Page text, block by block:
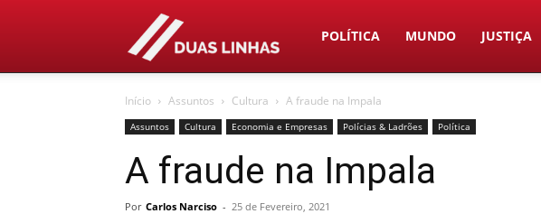
Duas
Linhas
POLÍTICA MUNDO JUSTIÇA
Início Assuntos Cultura A fraude na Impala
Assuntos Cultura Economia e Empresas Polícias & Ladrões Política
A fraude na Impala
Por Carlos Narciso - 25 de Fevereiro, 2021